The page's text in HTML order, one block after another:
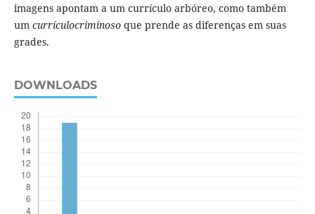
imagens apontam a um currículo arbóreo, como também
um currículocriminoso que prende as diferenças em suas
grades.
DOWNLOADS